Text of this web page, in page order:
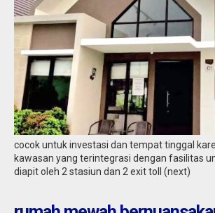
cocok untuk investasi dan tempat tinggal
kawasan yang terintegrasi dengan fasilitas
diapit oleh 2 stasiun dan 2 exit toll (next)